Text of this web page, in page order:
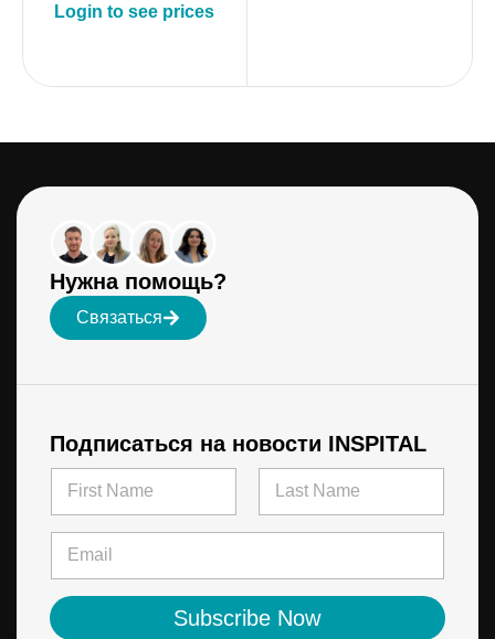
Login to see prices
Нужна помощь?
Связаться
Подписаться на новости INSPITAL
m
a
i
l
Subscribe Now